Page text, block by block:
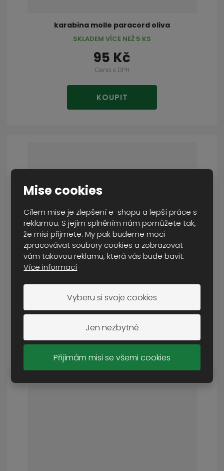
Mise cookies
Cílem mise je zlepšení e-shopu a lepší práce s
reklamou. S jejím splněním nám pomůžete tak,
že misi přijmete. My pak budeme moci
zpracovávat soubory cookies a zobrazovat
vám takovou reklamu, která vás bude bavit.
Více informací
Vyberu si svoje cookies
Jen nezbytné
Přijímám misi se všemi cookies
karabina molle paracord oliva
95 Kč
Cena s DPH
KOUPIT
SKLADEM VÍCE NEŽ 5 KS
set tactical ultimate black
100 Kč
Cena s DPH
KOUPIT